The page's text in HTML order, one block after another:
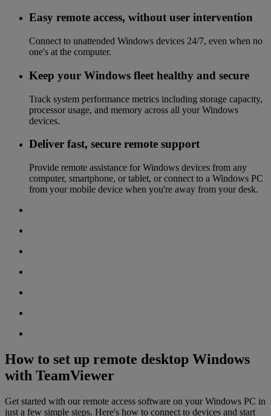
Easy remote access, without user intervention
Connect to unattended Windows devices 24/7, even when no
one's at the computer.
Keep your Windows fleet healthy and secure
Track system performance metrics including storage capacity,
processor usage, and memory across all your Windows
devices.
Deliver fast, secure remote support
Provide remote assistance for Windows devices from any
computer, smartphone, or tablet, or connect to a Windows PC
from your mobile device when you're away from your desk.
How to set up remote desktop Windows
with TeamViewer
Get started with our remote access software on your Windows PC in
just a few simple steps. Here's how to connect to devices and start